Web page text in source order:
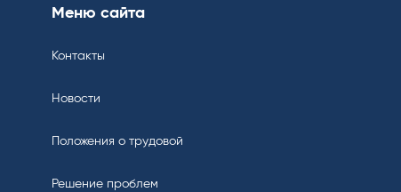
Меню сайта
Контакты
Новости
Положения о трудовой
Решение проблем